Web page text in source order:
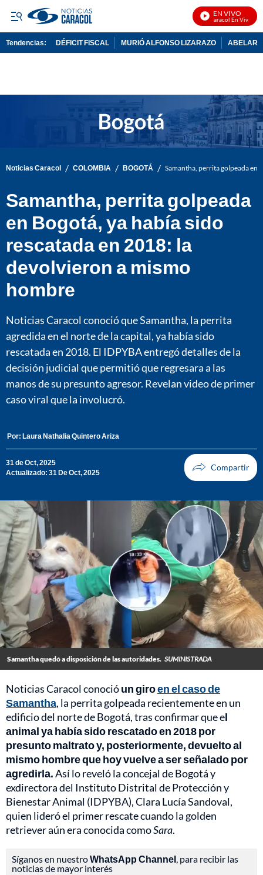
EN VIVO
Noticias Caracol En Vivo
Tendencias: DÉFICIT FISCAL MURIÓ ALFONSO LIZARAZO
Noticias Caracol / COLOMBIA / BOGOTÁ / Samantha, perrita golpeada en
Samantha, perrita golpeada
en Bogotá, ya había sido
rescatada en 2018: la
devolvieron a mismo
hombre
Noticias Caracol conoció que Samantha, la perrita
agredida en el norte de la capital, ya había sido
rescatada en 2018. El IDPYBA entregó detalles de la
decisión judicial que permitió que regresara a las
manos de su presunto agresor. Revelan video de primer
caso viral que la involucró.
Por: Laura Nathalia Quintero Ariza
31 de Oct, 2025
Actualizado: 31 De Oct, 2025
Samantha quedó a disposición de las autoridades. SUMINISTRADA
Noticias Caracol conocióun giroen el caso de
Samantha, la perrita golpeada recientemente en un
edificio del norte de Bogotá, tras confirmar que el
animal ya había sido rescatado en 2018 por
presunto maltrato y, posteriormente, devuelto al
mismo hombre que hoy vuelve a ser señalado por
agredirla.Así lo reveló la concejal de Bogotá y
exdirectora del Instituto Distrital de Protección y
Bienestar Animal (IDPYBA), Clara Lucía Sandoval,
quien lideró el primer rescate cuando la golden
retriever aún era conocida comoSara.
Síganos en nuestroWhatsApp Channel, para recibir las
noticias de mayor interés